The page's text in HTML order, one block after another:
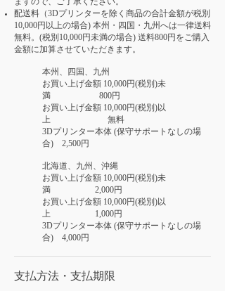
配送料（3Dプリンターを除く商品の合計金額が税別
10,000円以上の場合) 本州・四国・九州へは一律送料
無料。(税別10,000円未満の場合) 送料800円をご購入
金額に加算させていただきます。
本州、四国、九州
お買い上げ金額 10,000円(税別)未
満 800円
お買い上げ金額 10,000円(税別)以
上 無料
3Dプリンター本体 (保守サポートなしの場
合) 2,500円
北海道、九州、沖縄
お買い上げ金額 10,000円(税別)未
満 2,000円
お買い上げ金額 10,000円(税別)以
上 1,000円
3Dプリンター本体 (保守サポートなしの場
合) 4,000円
支払方法・支払期限